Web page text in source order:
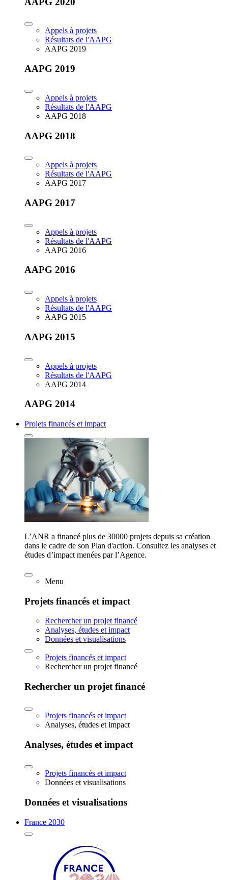
Appels à projets
Résultats de l'AAPG
AAPG 2019
AAPG 2019
Appels à projets
Résultats de l'AAPG
AAPG 2018
AAPG 2018
Appels à projets
Résultats de l'AAPG
AAPG 2017
AAPG 2017
Appels à projets
Résultats de l'AAPG
AAPG 2016
AAPG 2016
Appels à projets
Résultats de l'AAPG
AAPG 2015
AAPG 2015
Appels à projets
Résultats de l'AAPG
AAPG 2014
AAPG 2014
Projets financés et impact
L’ANR a financé plus de 30000 projets depuis sa création
dans le cadre de son Plan d'action. Consultez les analyses et
études d’impact menées par l’Agence.
Menu
Projets financés et impact
Rechercher un projet financé
Analyses, études et impact
Données et visualisations
Projets financés et impact
Rechercher un projet financé
Rechercher un projet financé
Projets financés et impact
Analyses, études et impact
Analyses, études et impact
Projets financés et impact
Données et visualisations
Données et visualisations
France 2030